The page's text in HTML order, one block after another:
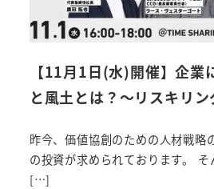
【11月1日(水)開催】企業
と風土とは？～リスキリ
昨今、価値協創のための人材戦略
の投資が求められております。
[…]